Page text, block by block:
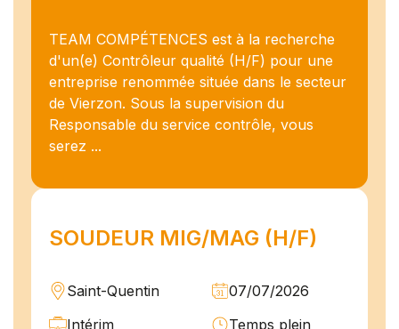
TEAM COMPÉTENCES est à la recherche
d'un(e) Contrôleur qualité (H/F) pour une
entreprise renommée située dans le secteur
de Vierzon. Sous la supervision du
Responsable du service contrôle, vous
serez ...
SOUDEUR MIG/MAG (H/F)
Saint-Quentin
07/07/2026
Intérim
Temps plein